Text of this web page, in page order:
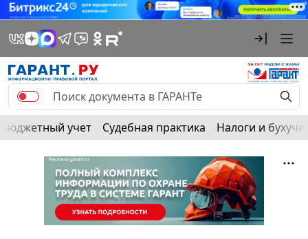
Бюджетный учет Судебная практика Налоги и